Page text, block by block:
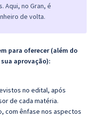
Aqui, no Gran, é
de volta.
para oferecer (além do
aprovação):
no edital, após
de cada matéria.
com ênfase nos aspectos